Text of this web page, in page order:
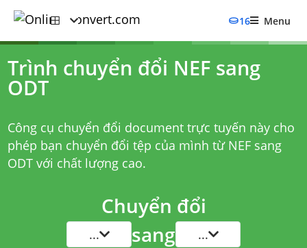
16 Menu
Trình chuyển đổi NEF sang
ODT
Công cụ chuyển đổi document trực tuyến này cho
phép bạn chuyển đổi tệp của mình từ NEF sang
ODT với chất lượng cao.
Chuyển đổi
... sang ...